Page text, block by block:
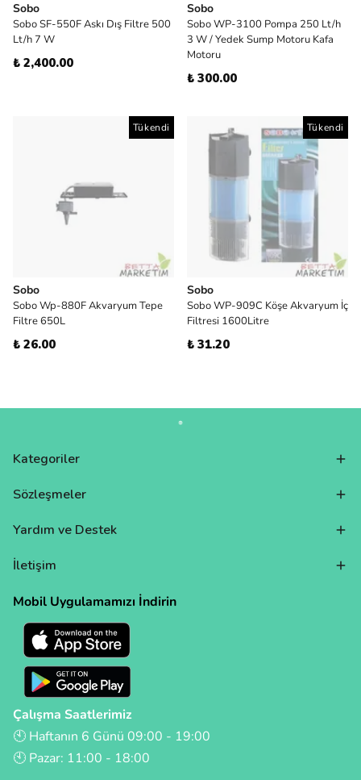
Sobo
Sobo SF-550F Askı Dış Filtre 500
Lt/h 7 W
₺ 2,400.00
Sobo
Sobo WP-3100 Pompa 250 Lt/h
3 W / Yedek Sump Motoru Kafa
Motoru
₺ 300.00
Tükendi
Sobo
Sobo Wp-880F Akvaryum Tepe
Filtre 650L
₺ 26.00
Tükendi
Sobo
Sobo WP-909C Köşe Akvaryum İç
Filtresi 1600Litre
₺ 31.20
Kategoriler
Sözleşmeler
Yardım ve Destek
İletişim
Mobil Uygulamamızı İndirin
Çalışma Saatlerimiz
🕙 Haftanın 6 Günü 09:00 - 19:00
🕙 Pazar: 11:00 - 18:00